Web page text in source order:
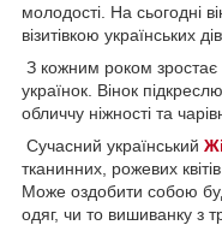
молодості. На сьогодні
візитівкою українських
З кожним роком зростає
українок. Вінок
обличчу ніжності та
Сучасний український
тканинних, рожевих
Може оздобити собою
одяг, чи то вишиванку з